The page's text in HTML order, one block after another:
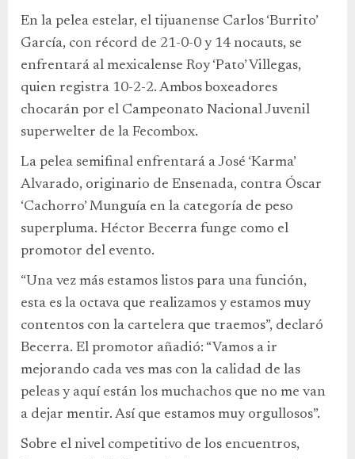
En la pelea estelar, el tijuanense Carlos ‘Burrito’
García, con récord de 21-0-0 y 14 nocauts, se
enfrentará al mexicalense Roy ‘Pato’ Villegas,
quien registra 10-2-2. Ambos boxeadores
chocarán por el Campeonato Nacional Juvenil
superwelter de la Fecombox.
La pelea semifinal enfrentará a José ‘Karma’
Alvarado, originario de Ensenada, contra Óscar
‘Cachorro’ Munguía en la categoría de peso
superpluma. Héctor Becerra funge como el
promotor del evento.
“Una vez más estamos listos para una función,
esta es la octava que realizamos y estamos muy
contentos con la cartelera que traemos”, declaró
Becerra. El promotor añadió: “Vamos a ir
mejorando cada ves mas con la calidad de las
peleas y aquí están los muchachos que no me van
a dejar mentir. Así que estamos muy orgullosos”.
Sobre el nivel competitivo de los encuentros,